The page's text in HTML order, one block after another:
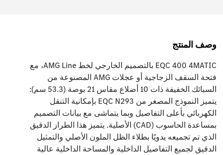
وصف المنتج
EQC 400 4MATIC بالتصميم الخارجي لخط AMG Line، مع
فتحة السقف الزجاجية أو عجلات AMG المصنوعة من
السبائك الخفيفة ذات 10 أضلاع مقاس 21 بوصة (53.3 سم):
يتميز النموذج المصغر من EQC N293 بإمكانية التنقل
الكهربائي بأعلى التفاصيل وبما يتماشى مع بيانات التصميم
بمساعدة الحاسوب (CAD) الأصلية. يتميز هذا الطراز الدقيق
الذي تم تجميعه يدويًا بطلاء الظل الملون الأصلي والتمثيل
الدقيق لجميع التفاصيل الداخلية والمساحة الداخلية عالية